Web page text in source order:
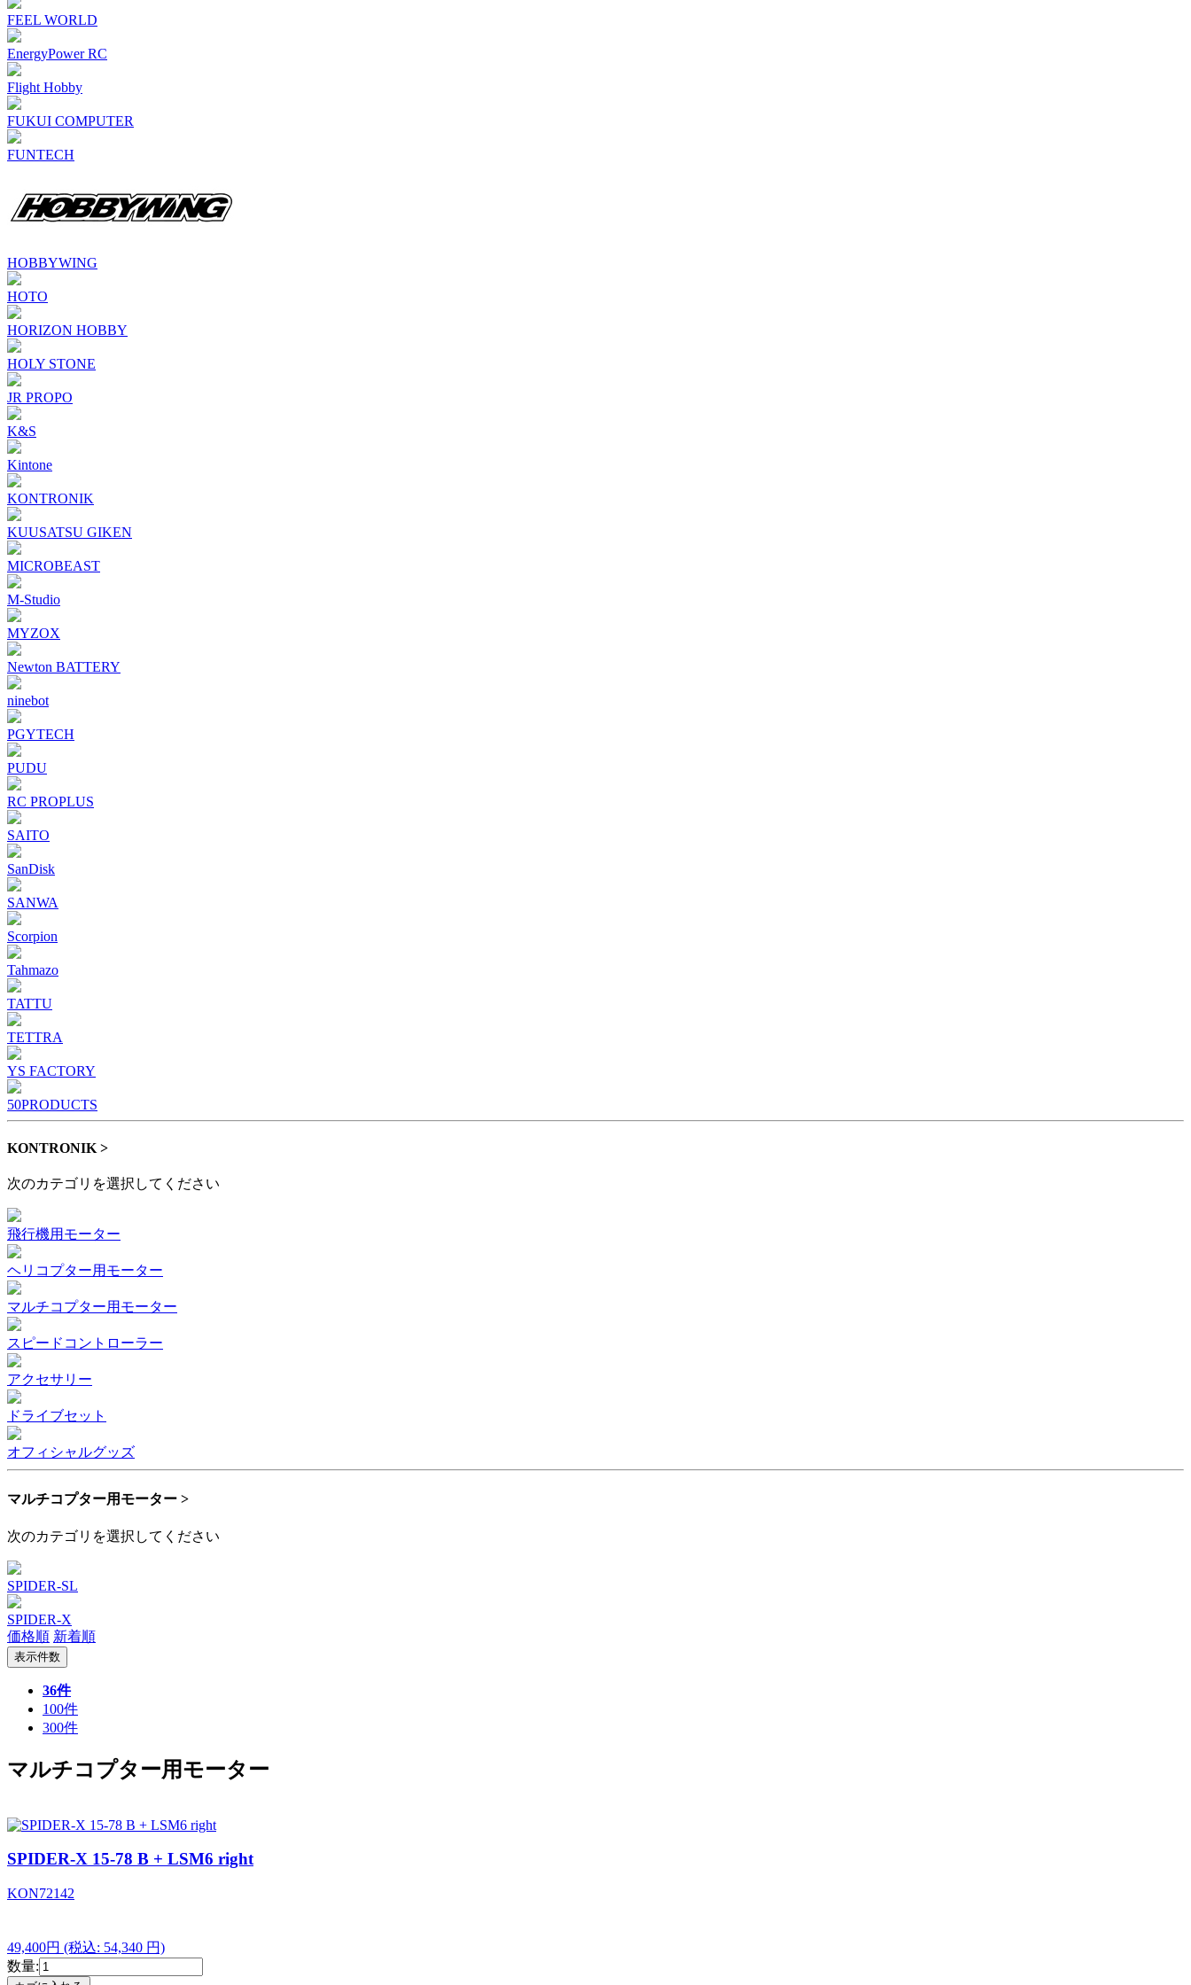
FEEL WORLD
EnergyPower RC
Flight Hobby
FUKUI COMPUTER
FUNTECH
HOBBYWING
HOTO
HORIZON HOBBY
HOLY STONE
JR PROPO
K&S
Kintone
KONTRONIK
KUUSATSU GIKEN
MICROBEAST
M-Studio
MYZOX
Newton BATTERY
ninebot
PGYTECH
PUDU
RC PROPLUS
SAITO
SanDisk
SANWA
Scorpion
Tahmazo
TATTU
TETTRA
YS FACTORY
50PRODUCTS
KONTRONIK >
次のカテゴリを選択してください
飛行機用モーター
ヘリコプター用モーター
マルチコプター用モーター
スピードコントローラー
アクセサリー
ドライブセット
オフィシャルグッズ
マルチコプター用モーター >
次のカテゴリを選択してください
SPIDER-SL
SPIDER-X
価格順 新着順
表示件数
36件
100件
300件
マルチコプター用モーター
SPIDER-X 15-78 B + LSM6 right
KON72142
49,400円 (税込: 54,340 円)
数量: